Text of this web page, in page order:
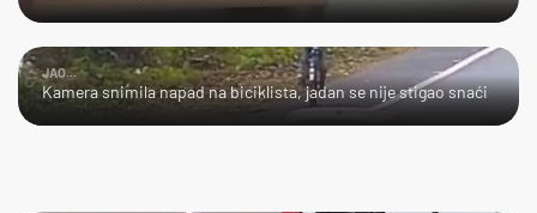
JAO...
Kamera snimila napad na biciklista, jadan se nije stigao snaći